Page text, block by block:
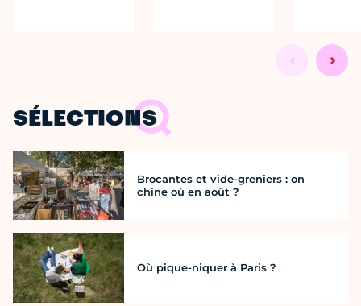
SÉLECTIONS
Brocantes et vide-greniers : on
chine où en août ?
Où pique-niquer à Paris ?